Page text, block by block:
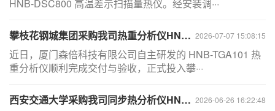
HNB-DSC800 高温差示扫描量热仪。经安装调···
2026-07-07 15:08:15
攀枝花钢城集团采购我司热重分析仪HNB-TGA101，交付完成
近日，厦门森倍科技有限公司自主研发的 HNB-TGA101 热
重分析仪顺利完成交付与验收，正式投入攀···
2026-06-26 16:22:48
西安交通大学采购我司同步热分析仪HNB-STA300，交付完成